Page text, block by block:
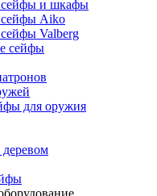
и шкафы
Aiko
Valberg
сейфы
для оружия